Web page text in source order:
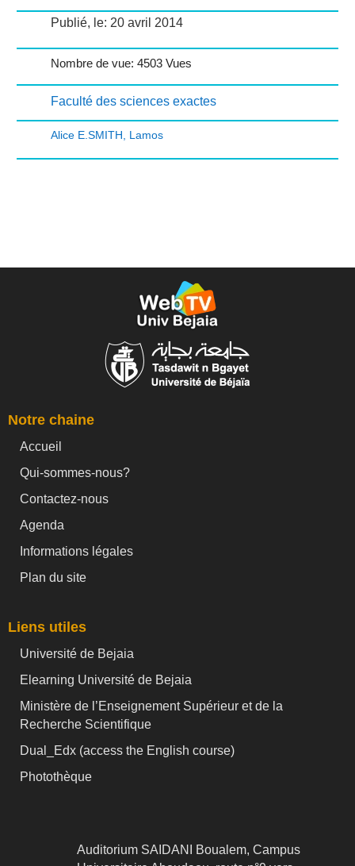
Publié, le: 20 avril 2014
Nombre de vue: 4503 Vues
Faculté des sciences exactes
Alice E.SMITH Lamos
Notre chaine
Accueil
Qui-sommes-nous?
Contactez-nous
Agenda
Informations légales
Plan du site
Liens utiles
Université de Bejaia
Elearning Université de Bejaia
Ministère de l’Enseignement Supérieur et de la
Recherche Scientifique
Dual_Edx (access the English course)
Photothèque
Auditorium SAIDANI Boualem, Campus